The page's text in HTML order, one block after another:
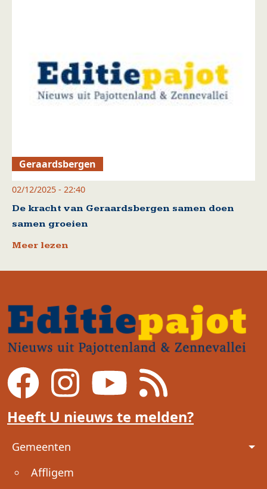
Geraardsbergen
02/12/2025 - 22:40
De kracht van Geraardsbergen samen doen
samen groeien
Meer lezen
Heeft U nieuws te melden?
Voet
Gemeenten
Affligem